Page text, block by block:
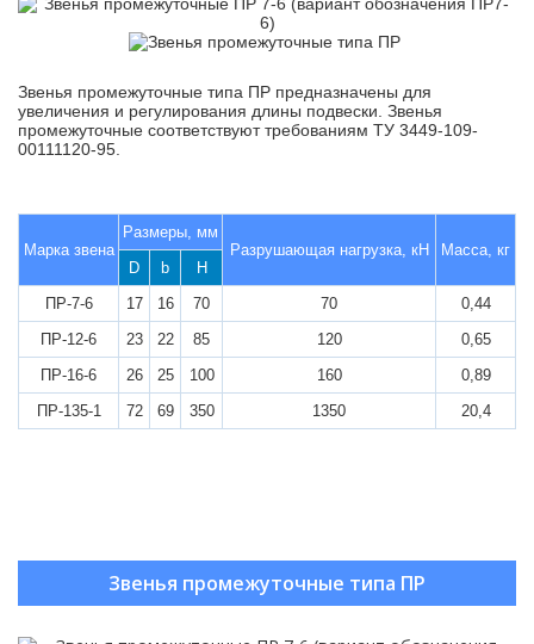
Звенья промежуточные типа ПР предназначены для
увеличения и регулирования длины подвески. Звенья
промежуточные соответствуют требованиям ТУ 3449-109-
00111120-95.
Марка звена
Размеры, мм
Разрушающая нагрузка, кН
Масса, кг
D
b
H
ПР-7-6
17 16 70 70
0,44
ПР-12-6
23 22 85 120
0,65
ПР-16-6
26 25 100 160
0,89
ПР-135-1
72 69 350 1350 20,4
Звенья промежуточные типа ПР